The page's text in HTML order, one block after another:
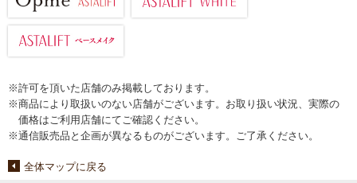
※許可を頂いた店舗のみ掲載しております。
※商品により取扱いのない店舗がございます。お取り扱い状況、実際の
価格はご利用店舗にてご確認ください。
※通信販売品と企画が異なるものがございます。ご了承ください。
全体マップに戻る